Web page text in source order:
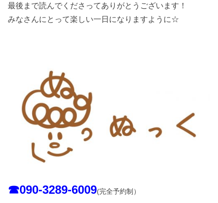
最後まで読んでくださってありがとうございます！
みなさんにとって楽しい一日になりますように☆
☎︎090-3289-6009(完全予約制）